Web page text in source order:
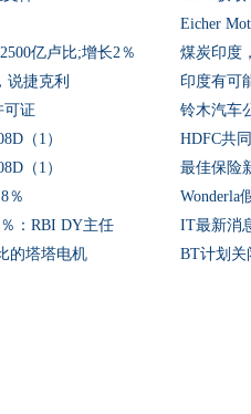
Eicher
亿卢比;增长2％
煤炭印度
说捷克利
印度有可
可证
铃木汽车
（1）
HDFC共
（1）
最佳保险
％
Wonderla
：RBI DY主任
IT最新消
的塔塔电机
BT计划关